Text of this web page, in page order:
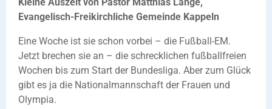
Evangelisch-Freikirchliche Gemeinde Kappeln
Eine Woche ist sie schon vorbei – die Fußball-EM.
Jetzt brechen sie an – die schrecklichen fußballfreien
Wochen bis zum Start der Bundesliga. Aber zum Glück
gibt es ja die Nationalmannschaft der Frauen und
Olympia.